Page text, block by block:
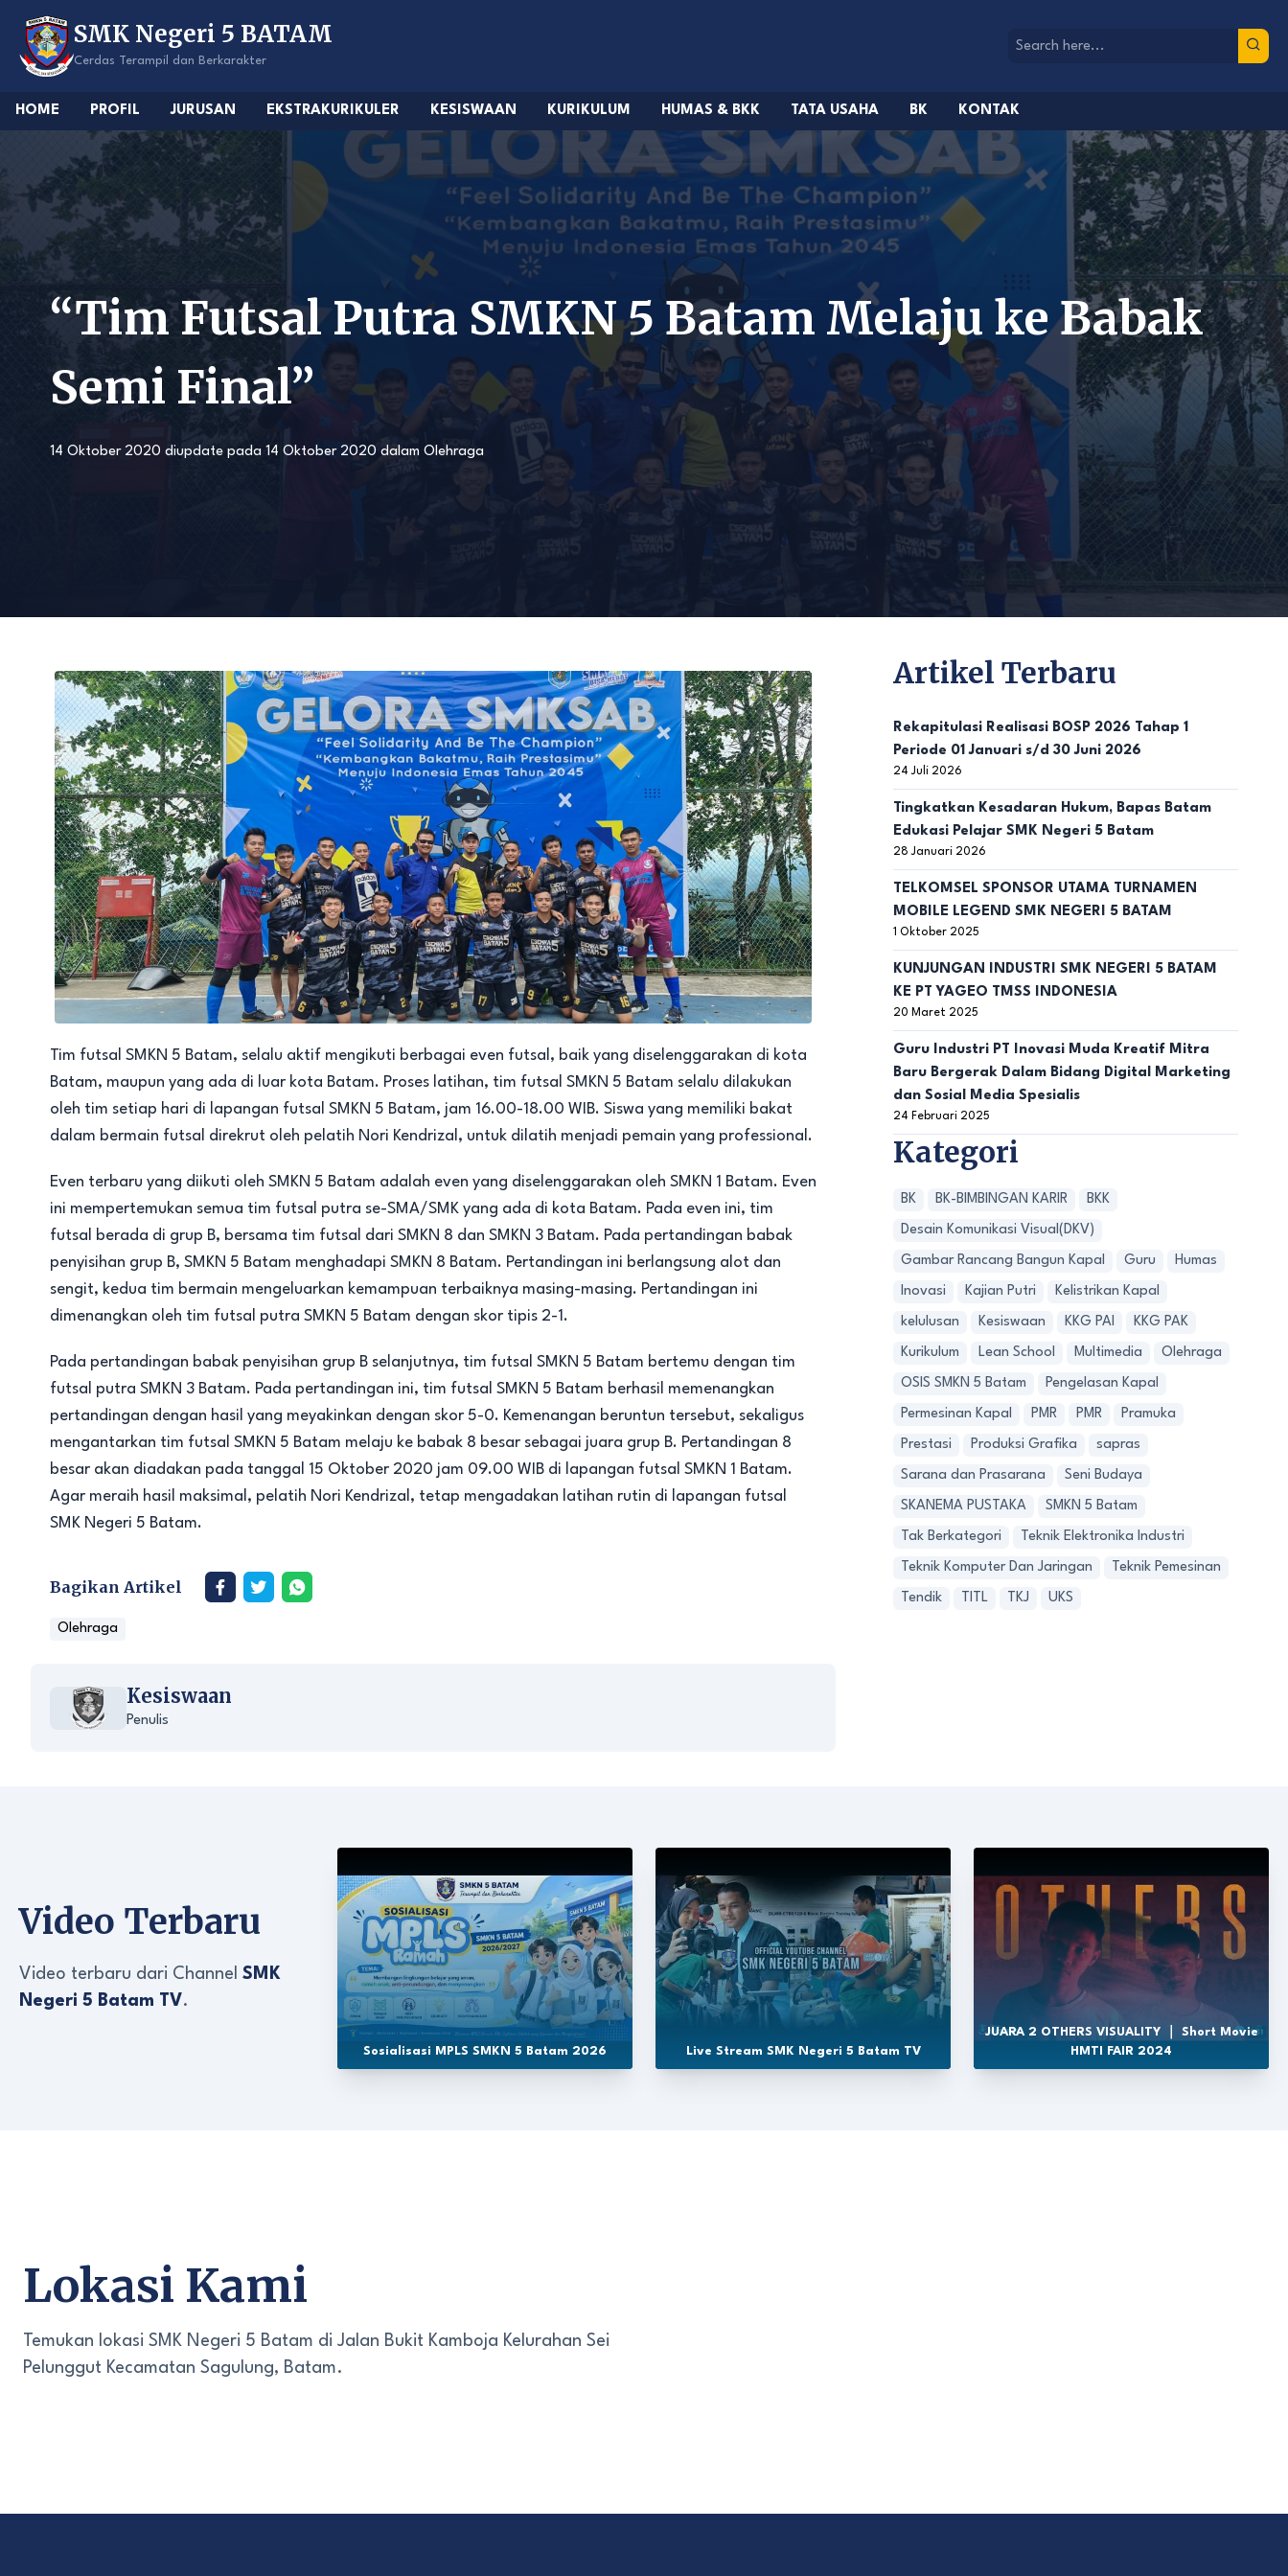
content
SMK Negeri 5 BATAM
Cerdas Terampil dan Berkarakter
HOME PROFIL JURUSAN EKSTRAKURIKULER KESISWAAN KURIKULUM HUMAS & BKK TATA USAHA BK KONTAK
“Tim Futsal Putra SMKN 5 Batam Melaju ke Babak
Semi Final”
14 Oktober 2020 diupdate pada 14 Oktober 2020 dalam Olehraga
Tim futsal SMKN 5 Batam, selalu aktif mengikuti berbagai even futsal, baik yang diselenggarakan di kota
Batam, maupun yang ada di luar kota Batam. Proses latihan, tim futsal SMKN 5 Batam selalu dilakukan
oleh tim setiap hari di lapangan futsal SMKN 5 Batam, jam 16.00-18.00 WIB. Siswa yang memiliki bakat
dalam bermain futsal direkrut oleh pelatih Nori Kendrizal, untuk dilatih menjadi pemain yang professional.
Even terbaru yang diikuti oleh SMKN 5 Batam adalah even yang diselenggarakan oleh SMKN 1 Batam. Even
ini mempertemukan semua tim futsal putra se-SMA/SMK yang ada di kota Batam. Pada even ini, tim
futsal berada di grup B, bersama tim futsal dari SMKN 8 dan SMKN 3 Batam. Pada pertandingan babak
penyisihan grup B, SMKN 5 Batam menghadapi SMKN 8 Batam. Pertandingan ini berlangsung alot dan
sengit, kedua tim bermain mengeluarkan kemampuan terbaiknya masing-masing. Pertandingan ini
dimenangkan oleh tim futsal putra SMKN 5 Batam dengan skor tipis 2-1.
Pada pertandingan babak penyisihan grup B selanjutnya, tim futsal SMKN 5 Batam bertemu dengan tim
futsal putra SMKN 3 Batam. Pada pertandingan ini, tim futsal SMKN 5 Batam berhasil memenangkan
pertandingan dengan hasil yang meyakinkan dengan skor 5-0. Kemenangan beruntun tersebut, sekaligus
mengantarkan tim futsal SMKN 5 Batam melaju ke babak 8 besar sebagai juara grup B. Pertandingan 8
besar akan diadakan pada tanggal 15 Oktober 2020 jam 09.00 WIB di lapangan futsal SMKN 1 Batam.
Agar meraih hasil maksimal, pelatih Nori Kendrizal, tetap mengadakan latihan rutin di lapangan futsal
SMK Negeri 5 Batam.
Bagikan Artikel
Olehraga
Kesiswaan
Penulis
Artikel Terbaru
Rekapitulasi Realisasi BOSP 2026 Tahap 1
Periode 01 Januari s/d 30 Juni 2026
24 Juli 2026
Tingkatkan Kesadaran Hukum, Bapas Batam
Edukasi Pelajar SMK Negeri 5 Batam
28 Januari 2026
TELKOMSEL SPONSOR UTAMA TURNAMEN
MOBILE LEGEND SMK NEGERI 5 BATAM
1 Oktober 2025
KUNJUNGAN INDUSTRI SMK NEGERI 5 BATAM
KE PT YAGEO TMSS INDONESIA
20 Maret 2025
Guru Industri PT Inovasi Muda Kreatif Mitra
Baru Bergerak Dalam Bidang Digital Marketing
dan Sosial Media Spesialis
24 Februari 2025
Kategori
BK BK-BIMBINGAN KARIR BKK
Desain Komunikasi Visual(DKV)
Gambar Rancang Bangun Kapal Guru Humas
Inovasi Kajian Putri Kelistrikan Kapal
kelulusan Kesiswaan KKG PAI KKG PAK
Kurikulum Lean School Multimedia Olehraga
OSIS SMKN 5 Batam Pengelasan Kapal
Permesinan Kapal PMR PMR Pramuka
Prestasi Produksi Grafika sapras
Sarana dan Prasarana Seni Budaya
SKANEMA PUSTAKA SMKN 5 Batam
Tak Berkategori Teknik Elektronika Industri
Teknik Komputer Dan Jaringan Teknik Pemesinan
Tendik TITL TKJ UKS
Video Terbaru
Video terbaru dari Channel SMK
Negeri 5 Batam TV.
Sosialisasi MPLS SMKN 5 Batam 2026 Live Stream SMK Negeri 5 Batam TV
JUARA 2 OTHERS VISUALITY ｜ Short Movie
HMTI FAIR 2024
Lokasi Kami
Temukan lokasi SMK Negeri 5 Batam di Jalan Bukit Kamboja Kelurahan Sei
Pelunggut Kecamatan Sagulung, Batam.